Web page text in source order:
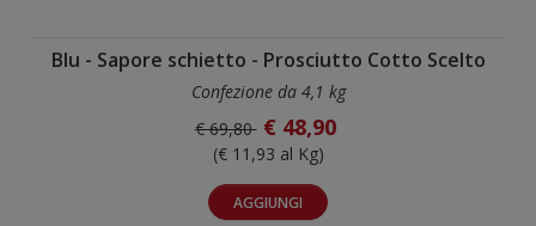
Blu - Sapore schietto - Prosciutto Cotto Scelto
Confezione da 4,1 kg
€ 69,80 € 48,90
(€ 11,93 al Kg)
AGGIUNGI